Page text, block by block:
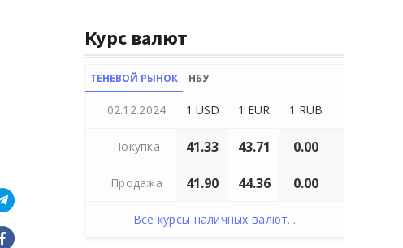
Курс валют
ТЕНЕВОЙ РЫНОК НБУ
02.12.2024 1 USD 1 EUR 1 RUB
Покупка 41.33 43.71 0.00
Продажа 41.90 44.36 0.00
Все курсы наличных валют...